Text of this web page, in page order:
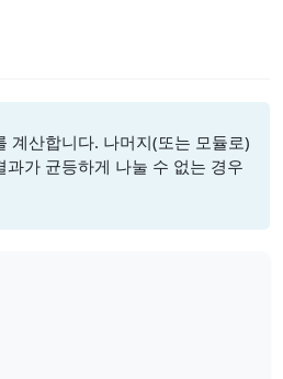
계산합니다. 나머지(또는 모듈로)
과가 균등하게 나눌 수 없는 경우